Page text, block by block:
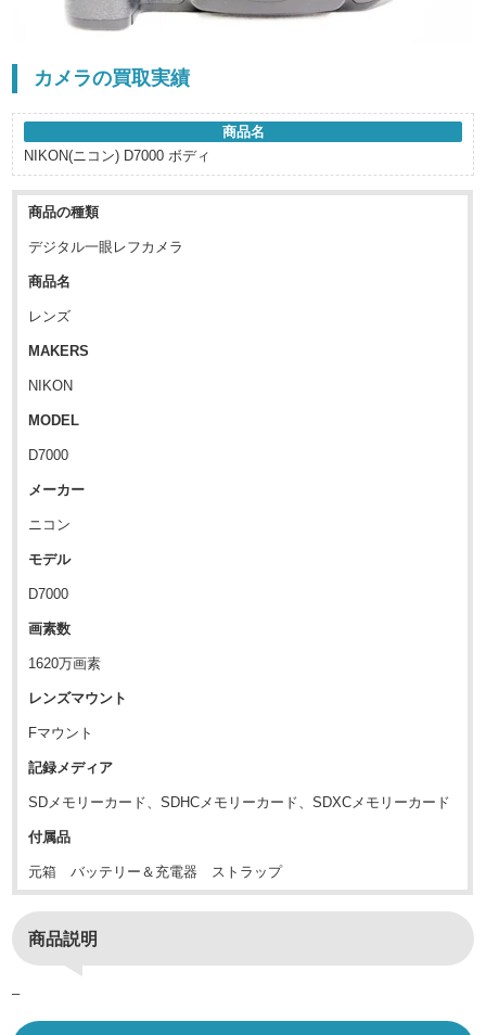
カメラの買取実績
商品名
NIKON(ニコン) D7000 ボディ
商品の種類
デジタル一眼レフカメラ
商品名
レンズ
MAKERS
NIKON
MODEL
D7000
メーカー
ニコン
モデル
D7000
画素数
1620万画素
レンズマウント
Fマウント
記録メディア
SDメモリーカード、SDHCメモリーカード、SDXCメモリーカード
付属品
元箱 バッテリー＆充電器 ストラップ
商品説明
–